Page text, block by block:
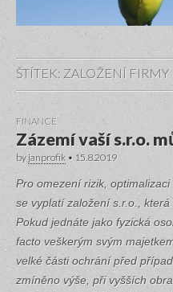
ŠTÍTEK: ZALOŽENÍ FIRMY
FINANCE
Zázemí vaší s.r.o.
by janprofik • 15.8.2019
Pro omezení rizik,
se vyplatí založení s.r.o., která
Pokud jednáte jako fyzická
facto veškerým svým
velké části ochrání před
zmíněno výše, při vyšších